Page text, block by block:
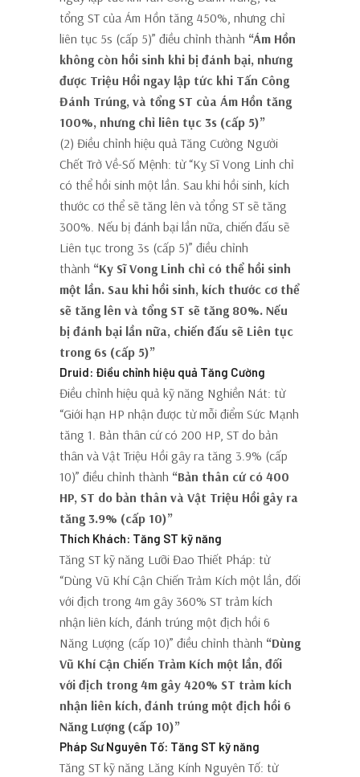
tổng ST của Ám Hồn tăng 450%, nhưng chỉ
liên tục 5s (cấp 5)” điều chỉnh thành “Ám Hồn
không còn hồi sinh khi bị đánh bại, nhưng
được Triệu Hồi ngay lập tức khi Tấn Công
Đánh Trúng, và tổng ST của Ám Hồn tăng
100%, nhưng chỉ liên tục 3s (cấp 5)”
(2) Điều chỉnh hiệu quả Tăng Cường Người
Chết Trở Về-Số Mệnh: từ “Kỵ Sĩ Vong Linh chỉ
có thể hồi sinh một lần. Sau khi hồi sinh, kích
thước cơ thể sẽ tăng lên và tổng ST sẽ tăng
300%. Nếu bị đánh bại lần nữa, chiến đấu sẽ
Liên tục trong 3s (cấp 5)” điều chỉnh
thành “Kỵ Sĩ Vong Linh chỉ có thể hồi sinh
một lần. Sau khi hồi sinh, kích thước cơ thể
sẽ tăng lên và tổng ST sẽ tăng 80%. Nếu
bị đánh bại lần nữa, chiến đấu sẽ Liên tục
trong 6s (cấp 5)”
Druid: Điều chỉnh hiệu quả Tăng Cường
Điều chỉnh hiệu quả kỹ năng Nghiền Nát: từ
“Giới hạn HP nhận được từ mỗi điểm Sức Mạnh
tăng 1. Bản thân cứ có 200 HP, ST do bản
thân và Vật Triệu Hồi gây ra tăng 3.9% (cấp
10)” điều chỉnh thành “Bản thân cứ có 400
HP, ST do bản thân và Vật Triệu Hồi gây ra
tăng 3.9% (cấp 10)”
Thích Khách: Tăng ST kỹ năng
Tăng ST kỹ năng Lưỡi Đao Thiết Pháp: từ
“Dùng Vũ Khí Cận Chiến Trảm Kích một lần, đối
với địch trong 4m gây 360% ST trảm kích
nhận liên kích, đánh trúng một địch hồi 6
Năng Lượng (cấp 10)” điều chỉnh thành “Dùng
Vũ Khí Cận Chiến Trảm Kích một lần, đối
với địch trong 4m gây 420% ST trảm kích
nhận liên kích, đánh trúng một địch hồi 6
Năng Lượng (cấp 10)”
Pháp Sư Nguyên Tố: Tăng ST kỹ năng
Tăng ST kỹ năng Lăng Kính Nguyên Tố: từ